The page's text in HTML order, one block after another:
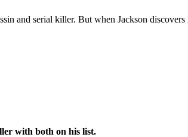
and serial killer. But when Jackson
with both on his list.